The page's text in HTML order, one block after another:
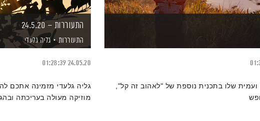
ועמית שלו בתכנית נוספת של "לאהוב זה קל",
התעוררות – 24.5.20
התעוררות גליה גלעדי
24.05.20
01:28:39
גליה גלעדי מזמינה אתכם
מוזיקה מעולה בעריכתה